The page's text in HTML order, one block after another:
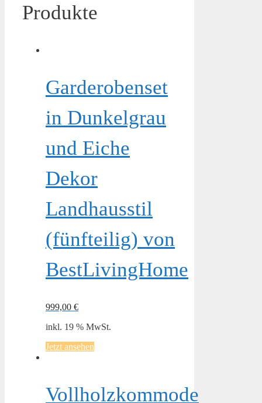
Produkte
Garderobenset
in Dunkelgrau
und Eiche
Dekor
Landhausstil
(fünfteilig) von
BestLivingHome
999,00 €
inkl. 19 % MwSt.
Jetzt ansehen
Vollholzkommode